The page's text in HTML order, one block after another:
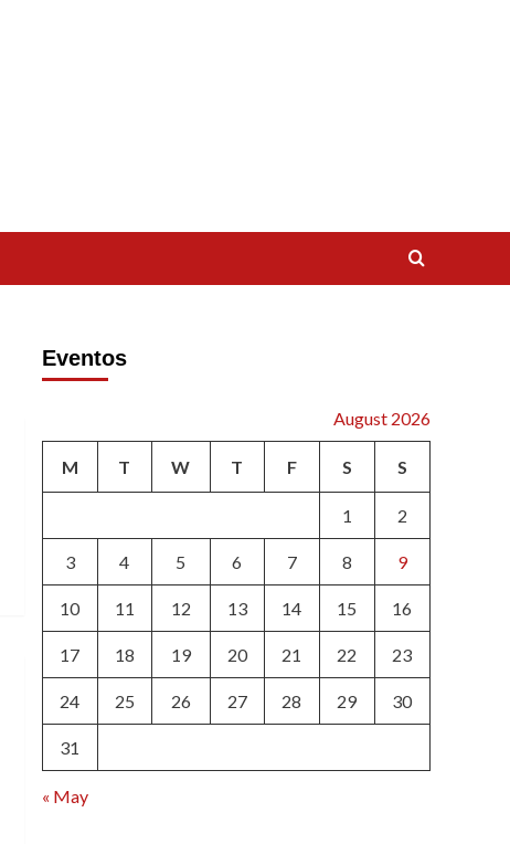
Eventos
August 2026
M T W T F S S
1 2
3 4 5 6 7 8 9
10 11 12 13 14 15 16
17 18 19 20 21 22 23
24 25 26 27 28 29 30
31
« May